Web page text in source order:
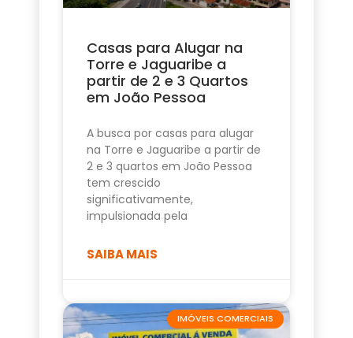
Casas para Alugar na
Torre e Jaguaribe a
partir de 2 e 3 Quartos
em João Pessoa
A busca por casas para alugar
na Torre e Jaguaribe a partir de
2 e 3 quartos em João Pessoa
tem crescido
significativamente,
impulsionada pela
SAIBA MAIS
IMÓVEIS COMERCIAIS